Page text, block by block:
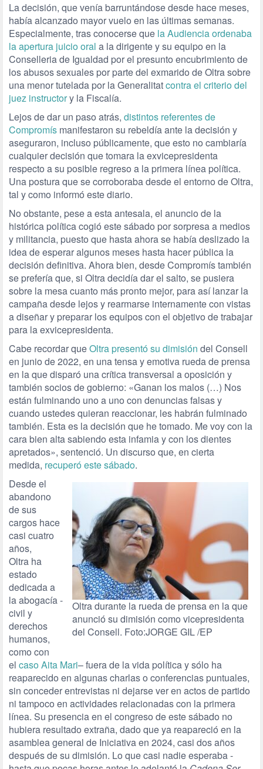
La decisión, que venía barruntándose desde hace meses,
había alcanzado mayor vuelo en las últimas semanas.
Especialmente, tras conocerse que la Audiencia ordenaba
la apertura juicio oral a la dirigente y su equipo en la
Conselleria de Igualdad por el presunto encubrimiento de
los abusos sexuales por parte del exmarido de Oltra sobre
una menor tutelada por la Generalitatcontra el criterio del
juez instructory la Fiscalía.
Lejos de dar un paso atrás, distintos referentes de
Compromís manifestaron su rebeldía ante la decisión y
aseguraron, incluso públicamente, que esto no cambiaría
cualquier decisión que tomara la exvicepresidenta
respecto a su posible regreso a la primera línea política.
Una postura que se corroboraba desde el entorno de Oltra,
tal y como informó este diario.
No obstante, pese a esta antesala, el anuncio de la
histórica política cogió este sábado por sorpresa a medios
y militancia, puesto que hasta ahora se había deslizado la
idea de esperar algunos meses hasta hacer pública la
decisión definitiva. Ahora bien, desde Compromís también
se prefería que, si Oltra decidía dar el salto, se pusiera
sobre la mesa cuanto más pronto mejor, para así lanzar la
campaña desde lejos y rearmarse internamente con vistas
a diseñar y preparar los equipos con el objetivo de trabajar
para la exvicepresidenta.
Cabe recordar queOltra presentó su dimisión del Consell
en junio de 2022, en una tensa y emotiva rueda de prensa
en la que disparó una crítica transversal a oposición y
también socios de gobierno: «Ganan los malos (…) Nos
están fulminando uno a uno con denuncias falsas y
cuando ustedes quieran reaccionar, les habrán fulminado
también. Esta es la decisión que he tomado. Me voy con la
cara bien alta sabiendo esta infamia y con los dientes
apretados», sentenció. Un discurso que, en cierta
medida, recuperó este sábado.
Oltra durante la rueda de prensa en la que
anunció su dimisión como vicepresidenta
del Consell. Foto:JORGE GIL /EP
Desde el
abandono
de sus
cargos hace
casi cuatro
años,
Oltra ha
estado
dedicada a
la abogacía -
civil y
derechos
humanos,
como con
el caso Aita Mari– fuera de la vida política y sólo ha
reaparecido en algunas charlas o conferencias puntuales,
sin conceder entrevistas ni dejarse ver en actos de partido
ni tampoco en actividades relacionadas con la primera
línea. Su presencia en el congreso de este sábado no
hubiera resultado extraña, dado que ya reapareció en la
asamblea general de Iniciativa en 2024, casi dos años
después de su dimisión. Lo que casi nadie esperaba -